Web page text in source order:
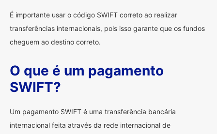
É importante usar o código SWIFT correto ao realizar
transferências internacionais, pois isso garante que os fundos
cheguem ao destino correto.
O que é um pagamento
SWIFT?
Um pagamento SWIFT é uma transferência bancária
internacional feita através da rede internacional de